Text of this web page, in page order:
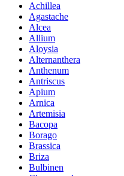
Achillea
Agastache
Alcea
Allium
Aloysia
Alternanthera
Anthenum
Antriscus
Apium
Arnica
Artemisia
Bacopa
Borago
Brassica
Briza
Bulbinen